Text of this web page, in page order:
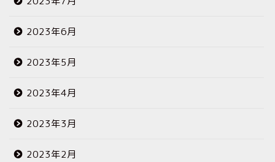
2023年6月
2023年5月
2023年4月
2023年3月
2023年2月